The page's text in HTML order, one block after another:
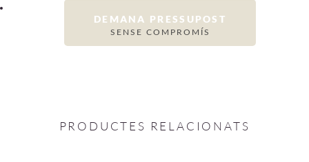
DEMANA PRESSUPOST
SENSE COMPROMÍS
PRODUCTES RELACIONATS